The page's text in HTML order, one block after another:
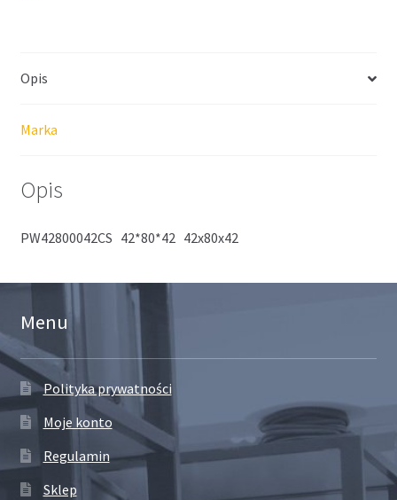
Opis
Marka
Opis
PW42800042CS 42*80*42 42x80x42
Menu
Polityka prywatności
Moje konto
Regulamin
Sklep